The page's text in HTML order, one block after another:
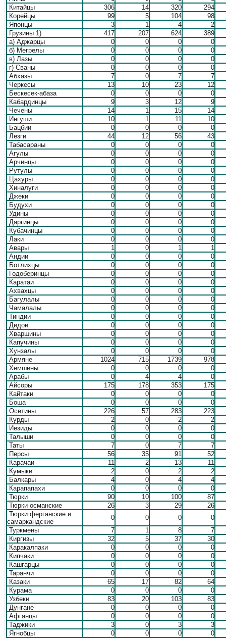
Китайцы
306 14 320
294
Корейцы
99 5 104
98
Японцы
3 1 4
2
Грузины 1)
417 207 624
389
а) Аджарцы
0 0 0
0
б) Мегрелы
0 0 0
0
в) Лазы
0 0 0
0
г) Сваны
0 0 0
0
Абхазы
7 0 7
7
Черкесы
13 10 23
12
Бескесек-абаза
0 0 0
0
Кабардинцы
9 3 12
9
Чечены
14 1 15
14
Ингуши
10 1 11
10
Бацбии
0 0 0
0
Лезги
44 12 56
43
Табасараны
0 0 0
0
Агулы
0 0 0
0
Арчинцы
0 0 0
0
Рутулы
0 0 0
0
Цахуры
0 0 0
0
Хиналуги
0 0 0
0
Джеки
0 0 0
0
Будухи
0 0 0
0
Удины
0 0 0
0
Даргинцы
0 0 0
0
Кубачинцы
0 0 0
0
Лаки
0 0 0
0
Авары
1 0 1
1
Андии
0 0 0
0
Ботлихцы
0 0 0
0
Годоберинцы
0 0 0
0
Каратаи
0 0 0
0
Ахвахцы
0 0 0
0
Багулалы
0 0 0
0
Чамалалы
0 0 0
0
Тиндии
0 0 0
0
Дидои
0 0 0
0
Хваршины
0 0 0
0
Капучины
0 0 0
0
Хунзалы
0 0 0
0
Армяне
1024 715 1739
978
Хемшины
0 0 0
0
Арабы
0 4 4
0
Айсоры
175 178 353
175
Кайтаки
0 0 0
0
Боша
0 0 0
0
Осетины
226 57 283
223
Курды
2 0 2
2
Иезиды
0 0 0
0
Талыши
0 0 0
0
Таты
7 0 7
7
Персы
56 35 91
52
Карачаи
11 2 13
11
Кумыки
2 0 2
2
Балкары
4 0 4
4
Карапапахи
0 0 0
0
Тюрки
90 10 100
87
Тюрки османские
26 3 29
26
Тюрки ферганские и
самаркандские
0 0 0
0
Туркмены
7 1 8
7
Киргизы
32 5 37
30
Каракалпаки
0 0 0
0
Кипчаки
0 0 0
0
Кашгарцы
0 0 0
0
Таранчи
0 0 0
0
Казаки
65 17 82
64
Курама
0 0 0
0
Узбеки
83 20 103
83
Дунгане
0 0 0
0
Афганцы
0 0 0
0
Таджики
3 0 3
3
Ягнобцы
0 0 0 0